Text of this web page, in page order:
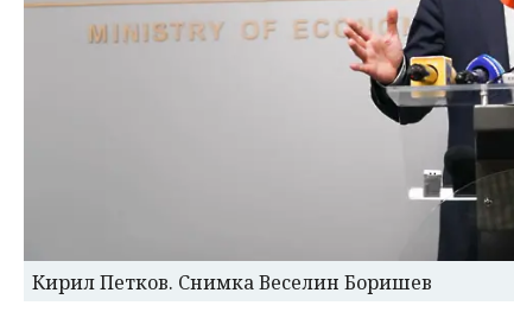
Кирил Петков. Снимка Веселин Боришев